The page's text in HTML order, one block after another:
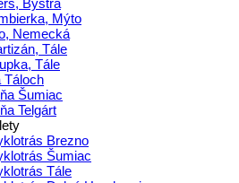
Mýto
Nemecká
Tále
Tále
Táloch
Šumiac
Telgárt
Brezno
Šumiac
Tále